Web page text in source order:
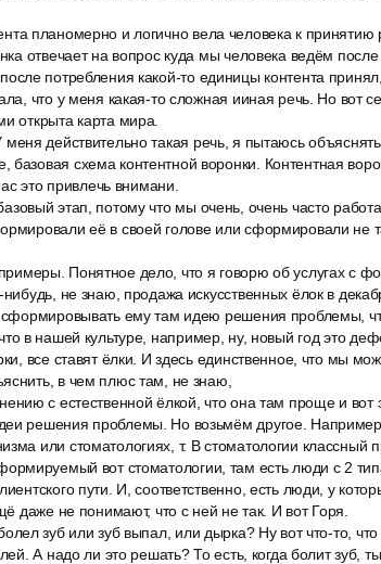
планомерно и логично вела человека к
отвечает на вопрос куда мы человека ведём после
потребления какой-то единицы контента
что у меня какая-то сложная ииная речь. Но вот
открыта карта мира.
действительно такая речь, я пытаюсь
схема контентной воронки. Контентная
это привлечь внимани.
этап, потому что мы очень, очень часто
её в своей голове или сформировали не
Понятное дело, что я говорю об услугах с
не знаю, продажа искусственных ёлок в
сформировывать ему там идею решения проблемы,
в нашей культуре, например, ну, новый год это
все ставят ёлки. И здесь единственное, что мы
в чем плюс там, не знаю,
с естественной ёлкой, что она там проще и вот
решения проблемы. Но возьмём другое.
или стоматологиях, т. В стоматологии классный
вот стоматологии, там есть люди с 2
пути. И, соответственно, есть люди, у
даже не понимают, что с ней не так. И вот Горя.
зуб или зуб выпал, или дырка? Ну вот что-то,
А надо ли это решать? То есть, когда болит зуб,